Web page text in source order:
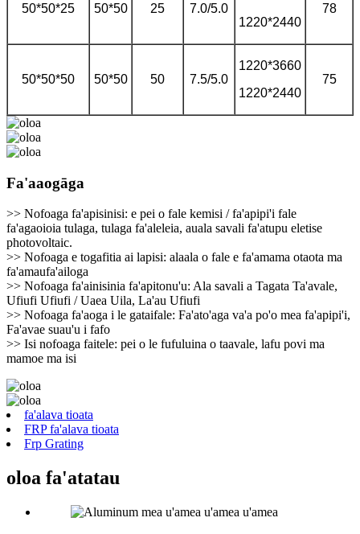
50*50*25 50*50 25 7.0/5.0
1220*2440
78
50*50*50 50*50 50 7.5/5.0
1220*3660
1220*2440
75
Fa'aaogāga
>> Nofoaga fa'apisinisi: e pei o fale kemisi / fa'apipi'i fale
fa'agaoioia tulaga, tulaga fa'aleleia, auala savali fa'atupu eletise
photovoltaic.
>> Nofoaga e togafitia ai lapisi: alaala o fale e fa'amama otaota ma
fa'amaufa'ailoga
>> Nofoaga fa'ainisinia fa'apitonu'u: Ala savali a Tagata Ta'avale,
Ufiufi Ufiufi / Uaea Uila, La'au Ufiufi
>> Nofoaga fa'aoga i le gataifale: Fa'ato'aga va'a po'o mea fa'apipi'i,
Fa'avae suau'u i fafo
>> Isi nofoaga faitele: pei o le fufuluina o taavale, lafu povi ma
mamoe ma isi
fa'alava tioata
FRP fa'alava tioata
Frp Grating
oloa fa'atatau